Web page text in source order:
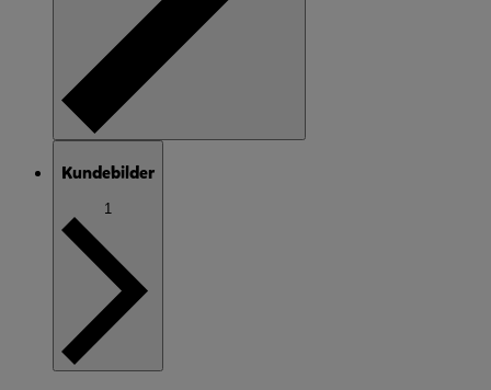
Kundebilder
1